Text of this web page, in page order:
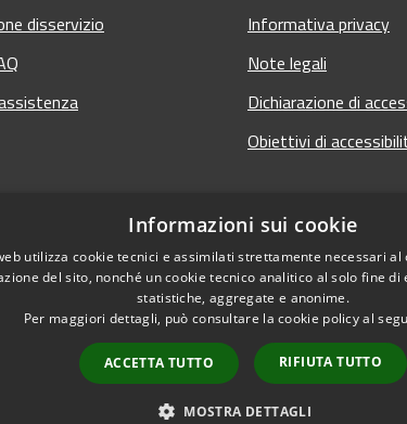
disservizio
Informativa privacy
Note legali
Dichiarazione di
Obiettivi di
Copyright ©
Informazioni sui cookie
utilizza cookie tecnici e assimilati strettamente necessari
del sito, nonché un cookie tecnico analitico al solo fine
statistiche, aggregate e anonime.
Per maggiori dettagli, può consultare la cookie policy al
ACCETTA TUTTO RIFIUTA TUTTO
MOSTRA DETTAGLI